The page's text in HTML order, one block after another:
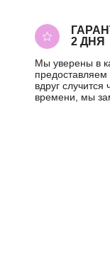
2 ДНЯ
Мы уверены в
вдруг
времени, мы